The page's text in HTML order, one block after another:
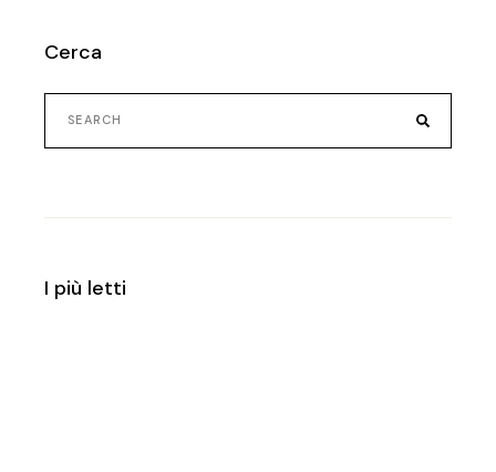
Cerca
Search
for:
I più letti